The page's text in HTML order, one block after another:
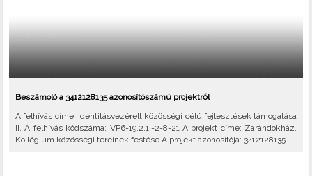
Beszámoló a 3412128135 azonosítószámú projektről
A felhívás címe: Identitásvezérelt közösségi célú fejlesztések támogatása
II. A felhívás kódszáma: VP6-19.2.1.-2-8-21 A projekt címe: Zarándokház,
Kollégium közösségi tereinek festése A projekt azonosítója: 3412128135 ..